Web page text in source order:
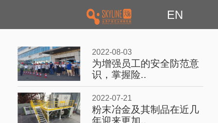
EN
2022-08-03
为增强员工的安全防范意
识，掌握险..
2022-07-21
粉末冶金及其制品在近几
年迎来更加..